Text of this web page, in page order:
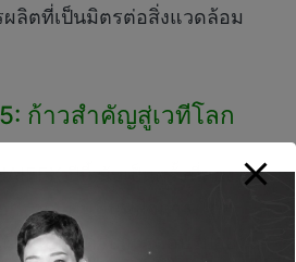
ผลิตที่เป็นมิตรต่อสิ่งแวดล้อม
ก้าวสำคัญสู่เวทีโลก
ปีนี้ นับเป็นครั้งที่สอง
กจากแผนฟื้นฟูกิจการ โดย
ผ่านมาได้รับการตอบรับอย่าง